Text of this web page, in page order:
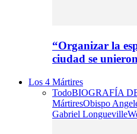
“Organizar la
ciudad se
Los 4 Mártires
TodoBIOGRAFÍA
MártiresObispo
Gabriel Longueville